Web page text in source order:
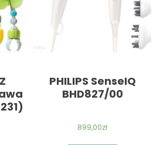
PHILIPS SenseIQ
BHD827/00
899,00zł